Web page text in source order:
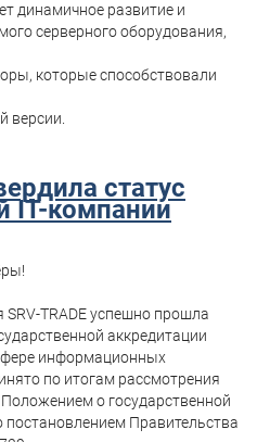
динамичное развитие и
серверного оборудования,
которые способствовали
версии.
статус
IT-компании
TRADE успешно прошла
аккредитации
информационных
по итогам рассмотрения
о государственной
постановлением Правительства